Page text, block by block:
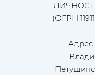
(ОГРН
Адрес